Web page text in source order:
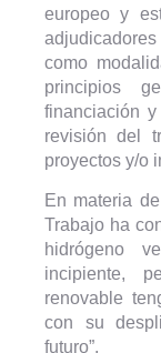
europeo y
como
principios
financiación
revisión del
proyectos y/o
En materia
Trabajo ha
hidrógeno
incipiente,
renovable
con su
futuro”.